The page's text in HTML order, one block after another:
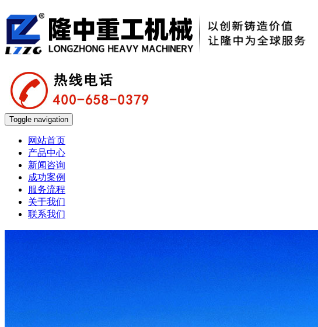
Toggle navigation
网站首页
产品中心
新闻咨询
成功案例
服务流程
关于我们
联系我们